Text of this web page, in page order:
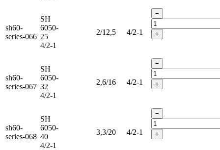
sh60-
series-066
SH
6050-
25
4/2-1
2/12,5 4/2-1
−
+
sh60-
series-067
SH
6050-
32
4/2-1
2,6/16 4/2-1
−
+
sh60-
series-068
SH
6050-
40
4/2-1
3,3/20 4/2-1
−
+